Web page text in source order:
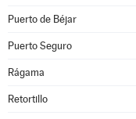
Puerto de Béjar
Puerto Seguro
Rágama
Retortillo